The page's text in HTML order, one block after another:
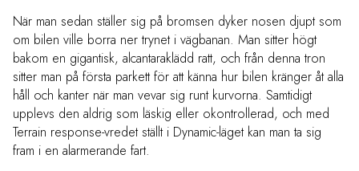
När man sedan ställer sig på bromsen dyker nosen djupt som
om bilen ville borra ner trynet i vägbanan. Man sitter högt
bakom en gigantisk, alcantaraklädd ratt, och från denna tron
sitter man på första parkett för att känna hur bilen kränger åt alla
håll och kanter när man vevar sig runt kurvorna. Samtidigt
upplevs den aldrig som läskig eller okontrollerad, och med
Terrain response-vredet ställt i Dynamic-läget kan man ta sig
fram i en alarmerande fart.